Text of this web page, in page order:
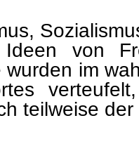
von
im
teilweise der